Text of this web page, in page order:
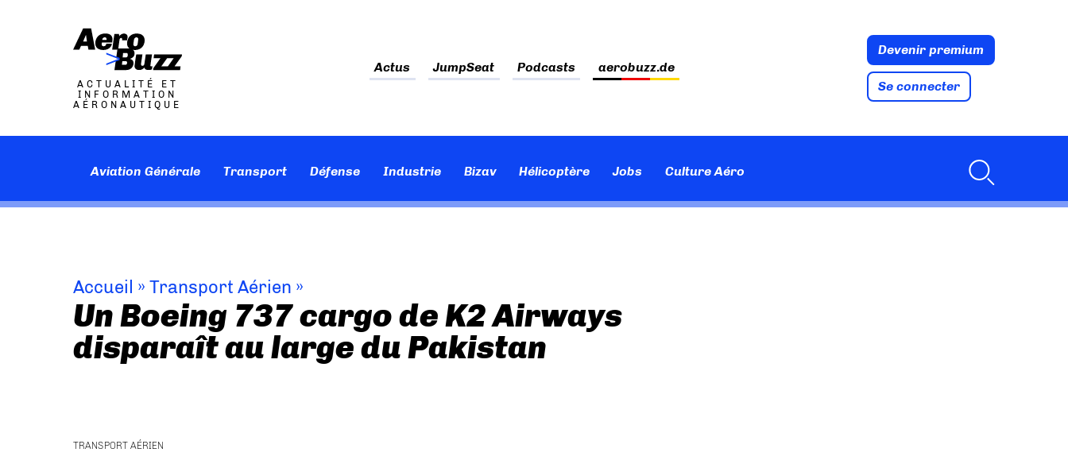
ACTUALITÉ ET
INFORMATION
AÉRONAUTIQUE
Actus JumpSeat Podcasts aerobuzz.de
Devenir premium
Se connecter
Aviation Générale Transport Défense Industrie Bizav Hélicoptère Jobs Culture Aéro
Accueil » Transport Aérien »
Un Boeing 737 cargo de K2 Airways
disparaît au large du Pakistan
TRANSPORT AÉRIEN